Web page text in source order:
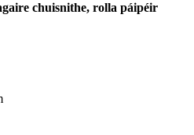
chuisnithe, rolla páipéir